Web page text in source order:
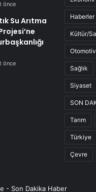
önce
Su Arıtma
önce
Haberler
Kültür/
Otomotiv
Sağlık
Siyaset
SON
Tarım
Türkiye
Çevre
- Son Dakika Haber